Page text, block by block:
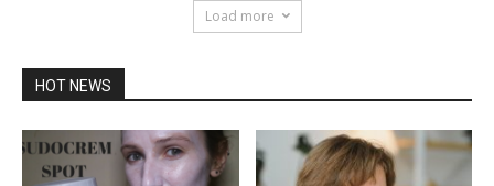
Load more
HOT NEWS